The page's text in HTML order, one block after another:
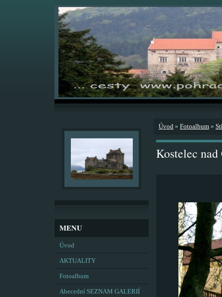
MENU
Úvod
AKTUALITY
Fotoalbum
Abecední SEZNAM GALERIÍ
Úvod » Fotoalbum »
Kostelec